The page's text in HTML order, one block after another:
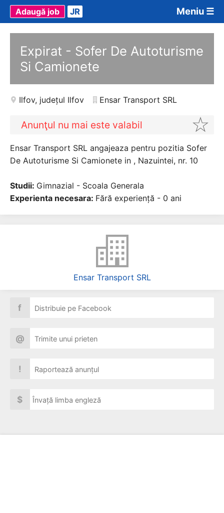
Meniu ☰
Adaugă job JR
Expirat - Sofer De Autoturisme
Si Camionete
Ilfov, județul Ilfov Ensar Transport SRL
Anunţul nu mai este valabil
Ensar Transport SRL angajeaza pentru pozitia Sofer
De Autoturisme Si Camionete in , Nazuintei, nr. 10
Studii: Gimnazial - Scoala Generala
Experienta necesara: Fără experiență - 0 ani
Ensar Transport SRL
f Distribuie pe Facebook
@ Trimite unui prieten
! Raportează anunțul
$ Învață limba engleză